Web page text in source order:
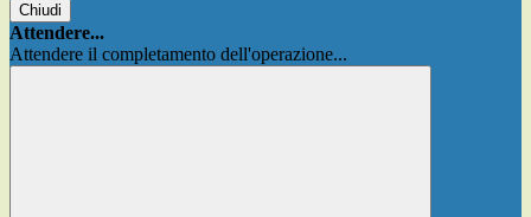
Chiudi
Attendere...
Attendere il completamento dell'operazione...